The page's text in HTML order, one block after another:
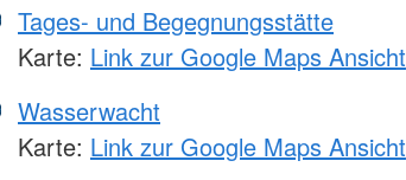
Tages- und Begegnungsstätte
Karte: Link zur Google Maps Ansicht
Wasserwacht
Karte: Link zur Google Maps Ansicht